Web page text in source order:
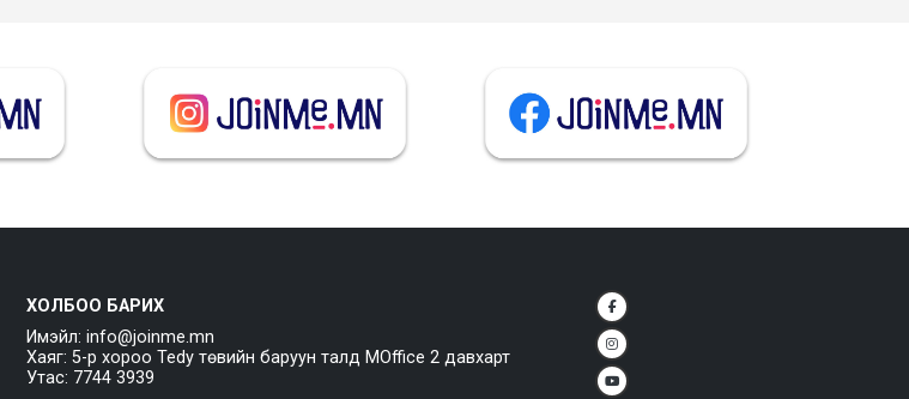
ХОЛБОО БАРИХ
Имэйл: info@joinme.mn
Хаяг: 5-р хороо Tedy төвийн баруун талд MOffice 2 давхарт
Утас: 7744 3939